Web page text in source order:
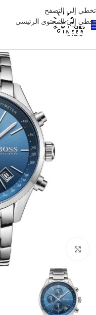
تخطي إلى التصفح
تخطي إلى المحتوى الرئيسي